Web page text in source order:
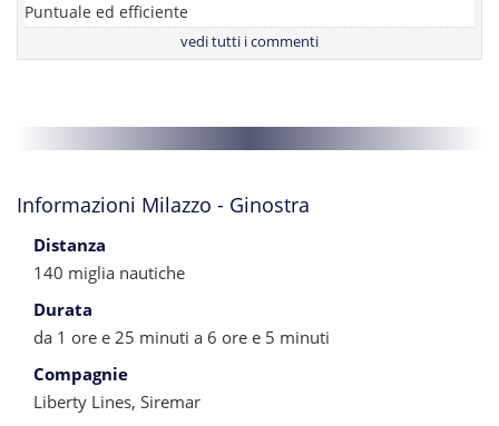
Puntuale ed efficiente
vedi tutti i commenti
Informazioni Milazzo - Ginostra
Distanza
140 miglia nautiche
Durata
da 1 ore e 25 minuti a 6 ore e 5 minuti
Compagnie
Liberty Lines, Siremar